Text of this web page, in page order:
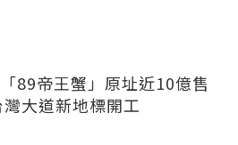
89帝王蟹」原址近10億售
灣大道新地標開工